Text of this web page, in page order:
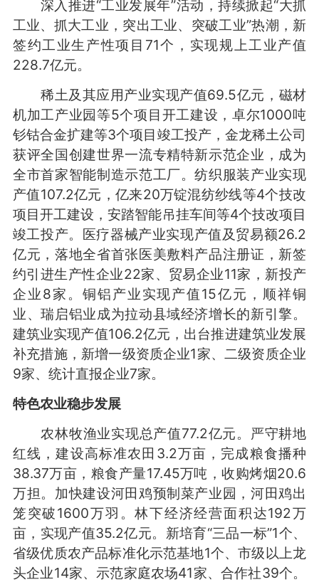
深入推进“工业发展年”活动，持续掀起“大抓
工业、抓大工业，突出工业、突破工业”热潮，新
签约工业生产性项目71个，实现规上工业产值
228.7亿元。
稀土及其应用产业实现产值69.5亿元，磁材
机加工产业园等5个项目开工建设，卓尔1000吨
钐钴合金扩建等3个项目竣工投产，金龙稀土公司
获评全国创建世界一流专精特新示范企业，成为
全市首家智能制造示范工厂。纺织服装产业实现
产值107.2亿元，亿来20万锭混纺纱线等4个技改
项目开工建设，安踏智能吊挂车间等4个技改项目
竣工投产。医疗器械产业实现产值及贸易额26.2
亿元，落地全省首张医美敷料产品注册证，新签
约引进生产性企业22家、贸易企业11家，新投产
企业8家。铜铝产业实现产值15亿元，顺祥铜
业、瑞启铝业成为拉动县域经济增长的新引擎。
建筑业实现产值106.2亿元，出台推进建筑业发展
补充措施，新增一级资质企业1家、二级资质企业
9家、统计直报企业7家。
特色农业稳步发展
农林牧渔业实现总产值77.2亿元。严守耕地
红线，建设高标准农田3.2万亩，完成粮食播种
38.37万亩，粮食产量17.45万吨，收购烤烟20.6
万担。加快建设河田鸡预制菜产业园，河田鸡出
笼突破1600万羽。林下经济经营面积达192万
亩，实现产值35.2亿元。新培育“三品一标”1个、
省级优质农产品标准化示范基地1个、市级以上龙
头企业14家、示范家庭农场41家、合作社39个。